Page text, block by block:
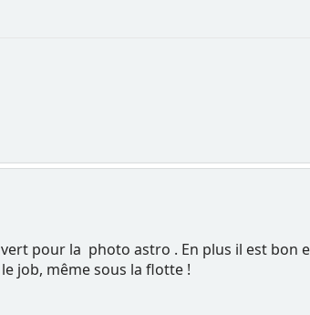
pour la photo astro . En plus il est
job, même sous la flotte !